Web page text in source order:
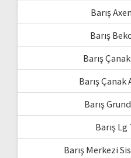
Barış
Barış
Barış
Barış
Barış
Barış
Barış Merkezi